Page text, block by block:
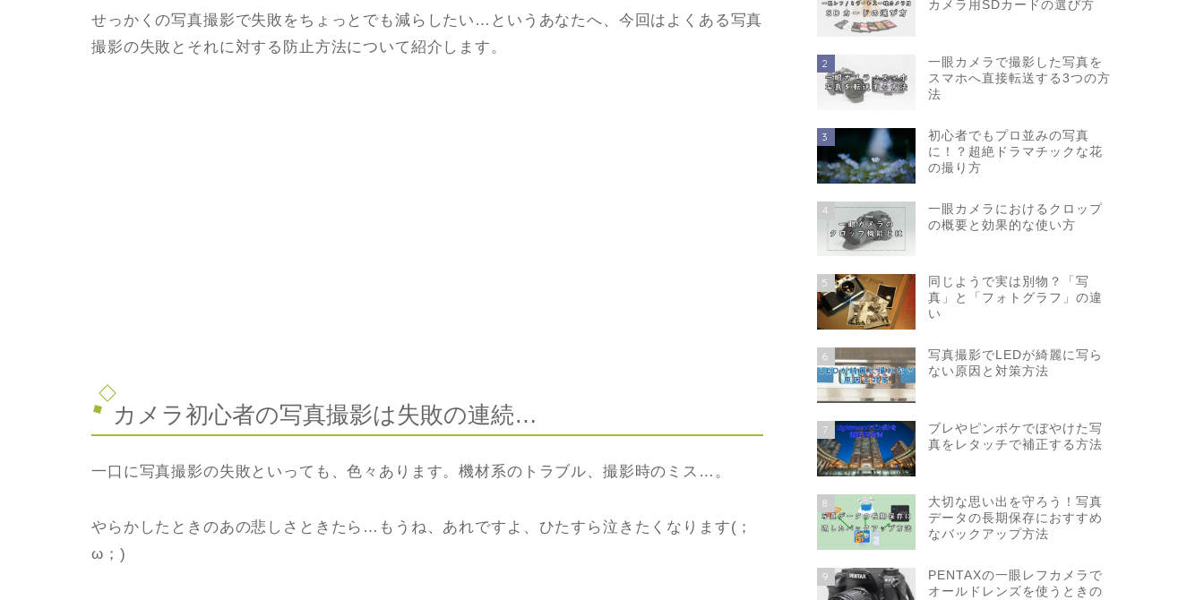
せっかくの写真撮影で失敗をちょっとでも減らしたい…というあなたへ、今回はよくある写真
撮影の失敗とそれに対する防止方法について紹介します。
カメラ初心者の写真撮影は失敗の連続…
一口に写真撮影の失敗といっても、色々あります。機材系のトラブル、撮影時のミス…。
やらかしたときのあの悲しさときたら…もうね、あれですよ、ひたすら泣きたくなります(；
ω；)
カメラ用SDカードの選び方
2
一眼カメラで撮影した写真を
スマホへ直接転送する3つの方
法
3
初心者でもプロ並みの写真
に！？超絶ドラマチックな花
の撮り方
4
一眼カメラにおけるクロップ
の概要と効果的な使い方
5
同じようで実は別物？「写
真」と「フォトグラフ」の違
い
6
写真撮影でLEDが綺麗に写ら
ない原因と対策方法
7
ブレやピンボケでぼやけた写
真をレタッチで補正する方法
8
大切な思い出を守ろう！写真
データの長期保存におすすめ
なバックアップ方法
9
PENTAXの一眼レフカメラで
オールドレンズを使うときの